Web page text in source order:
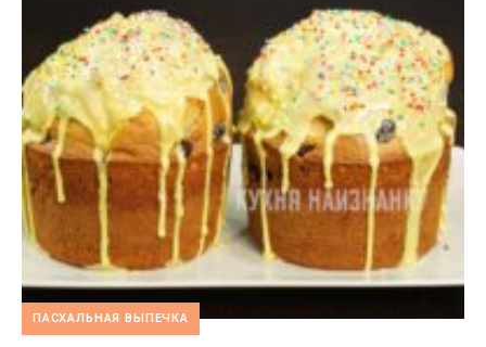
ПАСХАЛЬНАЯ ВЫПЕЧКА